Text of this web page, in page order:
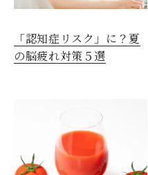
「認知症リスク」に？夏
の脳疲れ対策５選